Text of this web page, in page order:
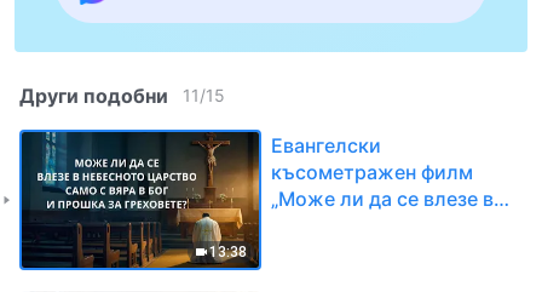
Други подобни 11/15
13:38
Евангелски
късометражен филм
„Може ли да се влезе в